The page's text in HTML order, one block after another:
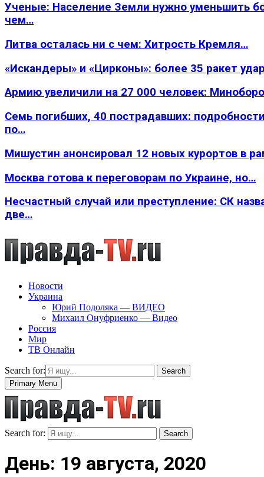
Ученые: Население Земли нужно уменьшить
чем…
Литва осталась ни с чем: Хитрость Кремля…
«Искандеры» и «Цирконы»: более 35 ракет
Армию увеличили на 27 000 человек:
Семь погибших, 40 пострадавших:
по…
Мишустин анонсировал 12 новых курортов в
Москва готова к переговорам по Украине, но…
Несчастный случай или преступление: СК
две…
Новости
Украина
Юрий Подоляка — ВИДЕО
Михаил Онуфриенко — Видео
Россия
Мир
ТВ Онлайн
Search for:
Search
Primary Menu
Search for: Search
День: 19 августа, 2020